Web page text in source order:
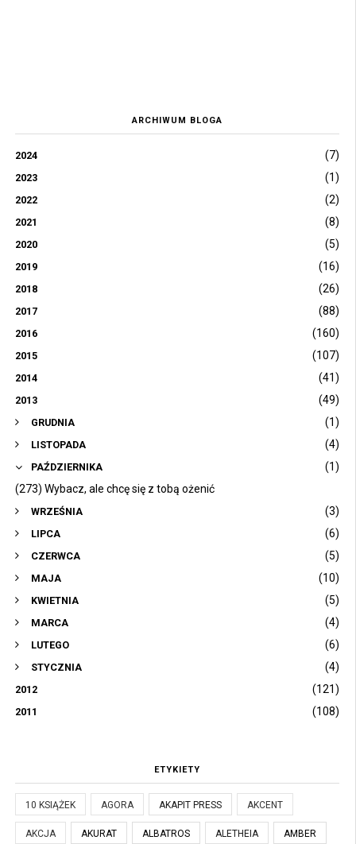
ARCHIWUM BLOGA
2024 (7)
2023 (1)
2022 (2)
2021 (8)
2020 (5)
2019 (16)
2018 (26)
2017 (88)
2016 (160)
2015 (107)
2014 (41)
2013 (49)
GRUDNIA (1)
LISTOPADA (4)
PAŹDZIERNIKA
(1)
(273) Wybacz, ale chcę się z tobą ożenić
WRZEŚNIA (3)
LIPCA (6)
CZERWCA (5)
MAJA (10)
KWIETNIA (5)
MARCA (4)
LUTEGO (6)
STYCZNIA (4)
2012 (121)
2011 (108)
ETYKIETY
10 KSIĄŻEK AGORA AKAPIT PRESS AKCENT
AKCJA AKURAT ALBATROS ALETHEIA AMBER